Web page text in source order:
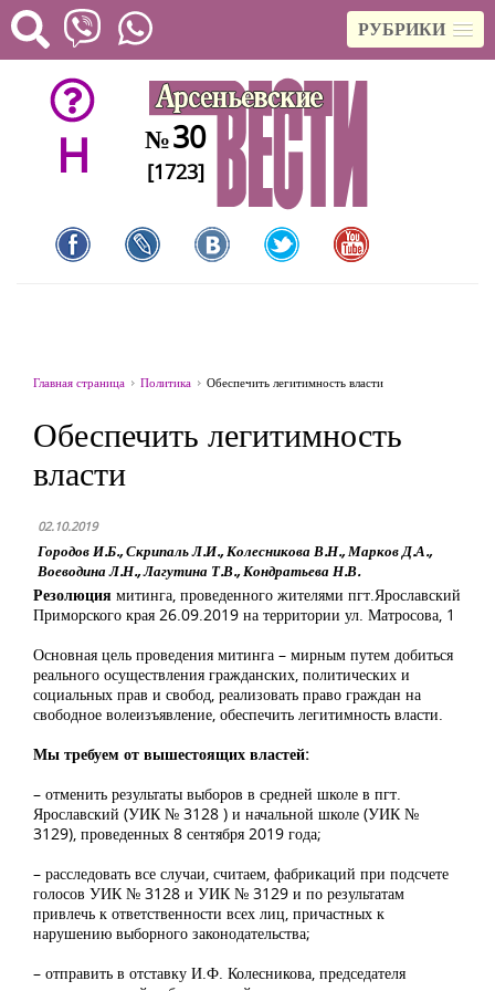
РУБРИКИ
H №30
[1723]
Главная страница Политика Обеспечить легитимность власти
Обеспечить легитимность
власти
02.10.2019
Городов И.Б., Скрипаль Л.И., Колесникова В.Н., Марков Д.А.,
Воеводина Л.Н., Лагутина Т.В., Кондратьева Н.В.
Резолюция митинга, проведенного жителями пгт.Ярославский
Приморского края 26.09.2019 на территории ул. Матросова, 1
Основная цель проведения митинга – мирным путем добиться
реального осуществления гражданских, политических и
социальных прав и свобод, реализовать право граждан на
свободное волеизъявление, обеспечить легитимность власти.
Мы требуем от вышестоящих властей:
– отменить результаты выборов в средней школе в пгт.
Ярославский (УИК № 3128 ) и начальной школе (УИК №
3129), проведенных 8 сентября 2019 года;
– расследовать все случаи, считаем, фабрикаций при подсчете
голосов УИК № 3128 и УИК № 3129 и по результатам
привлечь к ответственности всех лиц, причастных к
нарушению выборного законодательства;
– отправить в отставку И.Ф. Колесникова, председателя